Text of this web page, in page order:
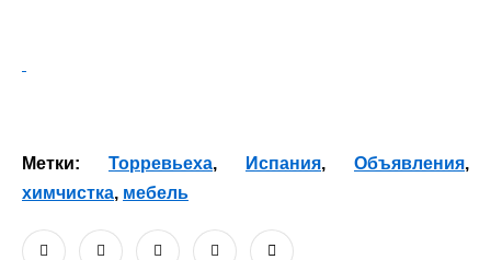
Метки: Торревьеха, Испания, Объявления,
химчистка, мебель